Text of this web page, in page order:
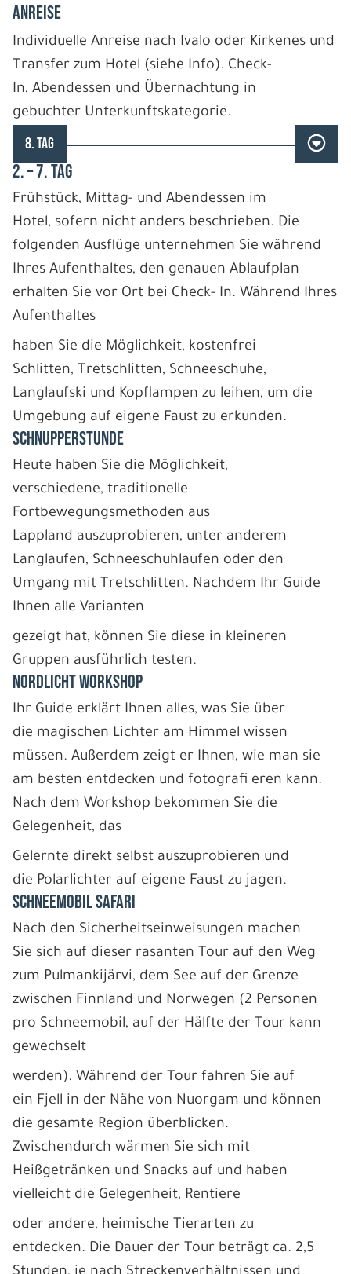
ANREISE
Individuelle Anreise nach Ivalo oder Kirkenes und
Transfer zum Hotel (siehe Info). Check-
In, Abendessen und Übernachtung in
gebuchter Unterkunftskategorie.
8. TAG
2. – 7. TAG
Frühstück, Mittag- und Abendessen im
Hotel, sofern nicht anders beschrieben. Die
folgenden Ausflüge unternehmen Sie während
Ihres Aufenthaltes, den genauen Ablaufplan
erhalten Sie vor Ort bei Check- In. Während Ihres
Aufenthaltes
haben Sie die Möglichkeit, kostenfrei
Schlitten, Tretschlitten, Schneeschuhe,
Langlaufski und Kopflampen zu leihen, um die
Umgebung auf eigene Faust zu erkunden.
SCHNUPPERSTUNDE
Heute haben Sie die Möglichkeit,
verschiedene, traditionelle
Fortbewegungsmethoden aus
Lappland auszuprobieren, unter anderem
Langlaufen, Schneeschuhlaufen oder den
Umgang mit Tretschlitten. Nachdem Ihr Guide
Ihnen alle Varianten
gezeigt hat, können Sie diese in kleineren
Gruppen ausführlich testen.
NORDLICHT WORKSHOP
Ihr Guide erklärt Ihnen alles, was Sie über
die magischen Lichter am Himmel wissen
müssen. Außerdem zeigt er Ihnen, wie man sie
am besten entdecken und fotografi eren kann.
Nach dem Workshop bekommen Sie die
Gelegenheit, das
Gelernte direkt selbst auszuprobieren und
die Polarlichter auf eigene Faust zu jagen.
SCHNEEMOBIL SAFARI
Nach den Sicherheitseinweisungen machen
Sie sich auf dieser rasanten Tour auf den Weg
zum Pulmankijärvi, dem See auf der Grenze
zwischen Finnland und Norwegen (2 Personen
pro Schneemobil, auf der Hälfte der Tour kann
gewechselt
werden). Während der Tour fahren Sie auf
ein Fjell in der Nähe von Nuorgam und können
die gesamte Region überblicken.
Zwischendurch wärmen Sie sich mit
Heißgetränken und Snacks auf und haben
vielleicht die Gelegenheit, Rentiere
oder andere, heimische Tierarten zu
entdecken. Die Dauer der Tour beträgt ca. 2,5